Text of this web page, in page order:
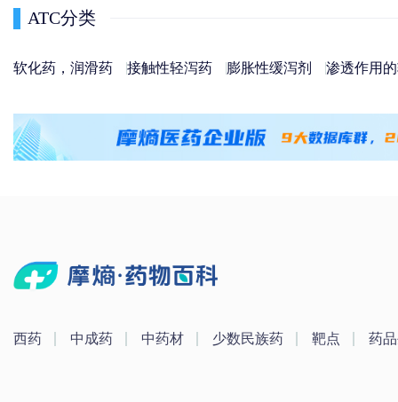
ATC分类
软化药，润滑药 接触性轻泻药 膨胀性缓泻剂 渗透作用
西药 中成药 中药材 少数民族药 靶点 药